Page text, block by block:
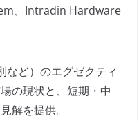
、Intradin Hardware
など）のエグゼクティ
の現状と、短期・中
解を提供。